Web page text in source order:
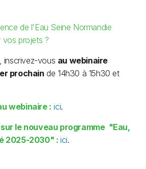
de l'Eau Seine Normandie
vos projets ?
inscrivez-vous au webinaire
prochain de 14h30 à 15h30 et
webinaire : ici.
le nouveau programme "Eau,
2025-2030" :ici.